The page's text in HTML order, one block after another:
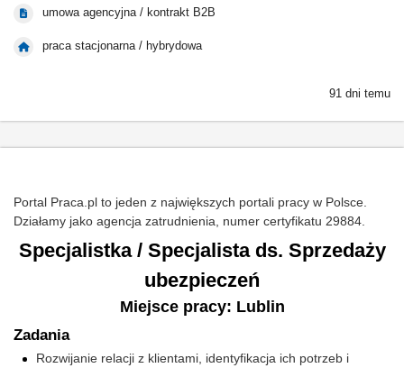
umowa agencyjna / kontrakt B2B
praca stacjonarna / hybrydowa
91 dni temu
Portal Praca.pl to jeden z największych portali pracy w Polsce.
Działamy jako agencja zatrudnienia, numer certyfikatu 29884.
Specjalistka / Specjalista ds. Sprzedaży
ubezpieczeń
Miejsce pracy: Lublin
Zadania
Rozwijanie relacji z klientami, identyfikacja ich potrzeb i